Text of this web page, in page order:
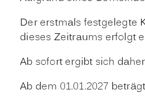
Der erstmals festgelegte
dieses Zeitraums erfolgt
Ab sofort ergibt sich
Ab dem 01.01.2027